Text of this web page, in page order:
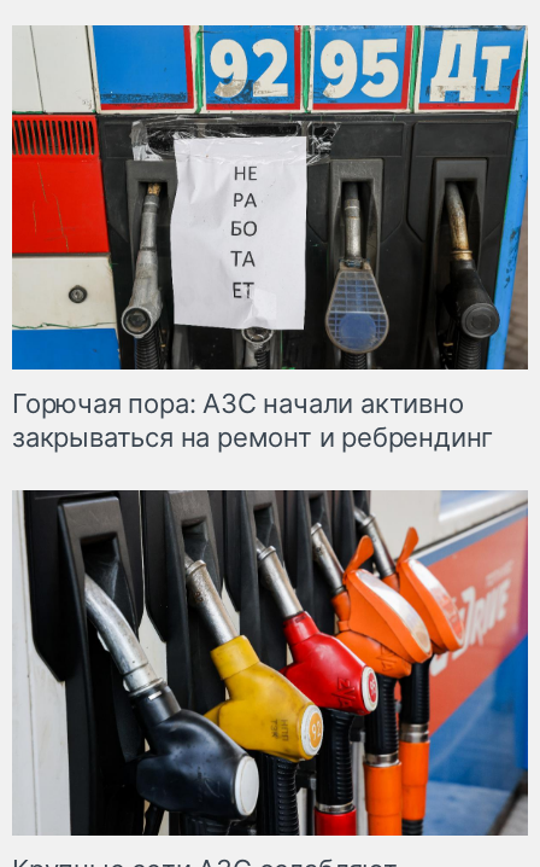
Горючая пора: АЗС начали активно
закрываться на ремонт и ребрендинг